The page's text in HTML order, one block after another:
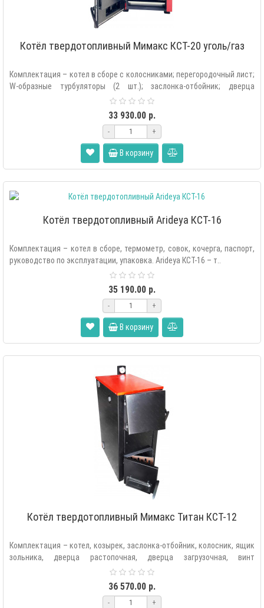
Котёл твердотопливный Мимакс КСТ-20 уголь/газ
Комплектация – котел в сборе с колосниками; перегородочный лист;
W-образные турбуляторы (2 шт.); заслонка-отбойник; дверца
33 930.00 р.
- +
В корзину
Котёл твердотопливный Arideya КСТ-16
Комплектация – котел в сборе, термометр, совок, кочерга, паспорт,
руководство по эксплуатации, упаковка. Arideya КСТ-16 – т..
35 190.00 р.
- +
В корзину
Котёл твердотопливный Мимакс Титан КСТ-12
Комплектация – котел, козырек, заслонка-отбойник, колосник, ящик
зольника, дверца растопочная, дверца загрузочная, винт
36 570.00 р.
- +